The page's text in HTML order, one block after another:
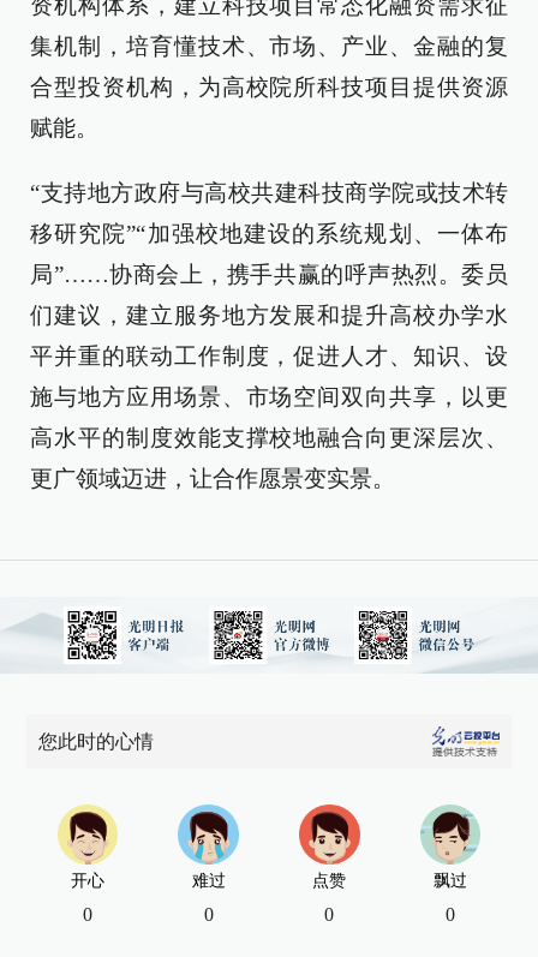
资机构体系，建立科技项目常态化融资需求征
集机制，培育懂技术、市场、产业、金融的复
合型投资机构，为高校院所科技项目提供资源
赋能。
“支持地方政府与高校共建科技商学院或技术转
移研究院”“加强校地建设的系统规划、一体布
局”……协商会上，携手共赢的呼声热烈。委员
们建议，建立服务地方发展和提升高校办学水
平并重的联动工作制度，促进人才、知识、设
施与地方应用场景、市场空间双向共享，以更
高水平的制度效能支撑校地融合向更深层次、
更广领域迈进，让合作愿景变实景。
您此时的心情
开心
0
难过
0
点赞
0
飘过
0